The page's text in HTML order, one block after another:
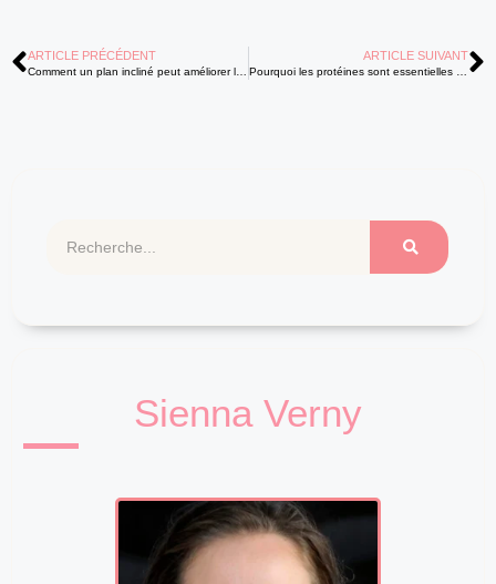
ARTICLE PRÉCÉDENT ARTICLE SUIVANT
Sienna Verny